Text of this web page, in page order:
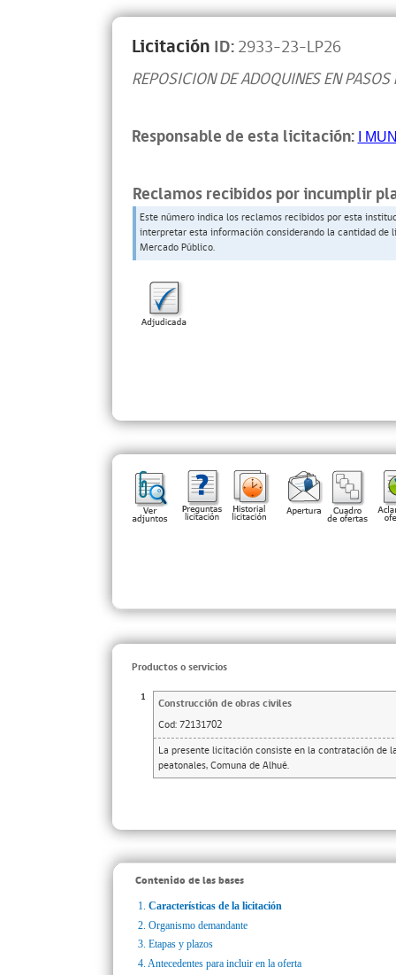
Licitación ID:2933-23-LP26
REPOSICION DE ADOQUINES EN PASOS
Responsable de esta licitación:I
Reclamos recibidos por incumplir
Este número indica los reclamos recibidos por esta
interpretar esta información considerando la cantidad
Mercado Público.
Productos o servicios
1
Construcción de obras civiles
Cod: 72131702
La presente licitación consiste en la contratación de
peatonales, Comuna de Alhué.
Contenido de las bases
1. Características de la licitación
2. Organismo demandante
3. Etapas y plazos
4. Antecedentes para incluir en la oferta